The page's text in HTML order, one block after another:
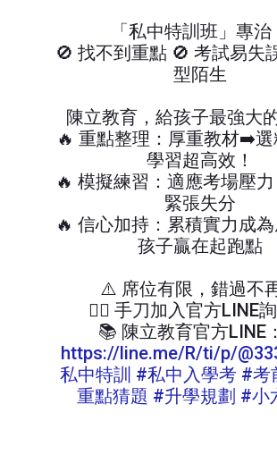
「私中特訓班」專治
🚫 找不到重點 🚫 考試易失
型陌生
陳立教育，給孩子最強大
🔥 重點整理：厚重教材➡️選
學習超高效！
🔥 模擬練習：適應考場壓
緊張失分
🔥 信心加持：累積實力成
孩子贏在起跑點
⚠️ 席位有限，錯過不
🏃‍♂️ 手刀加入官方LINE詢
📚 陳立教育官方LINE：
https://line.me/R/ti/p/
私中特訓 #私中入學考 #考
重點猜題 #升學規劃 #小